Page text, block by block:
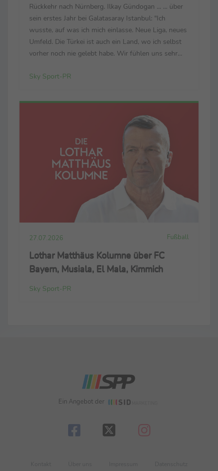
Rückkehr nach Nürnberg. Ilkay Gündogan ... ... über
sein erstes Jahr bei Galatasaray Istanbul: "Ich
wusste, auf was ich mich einlasse. Neue Liga, neues
Umfeld. Die Türkei ist auch ein Land, wo ich selbst
vorher noch nie gelebt habe. Wir fühlen uns sehr
hat ein enormes Potenzial, ...
Sky Sport-PR
27.07.2026 Fußball
Lothar Matthäus Kolumne über FC
Bayern, Musiala, El Mala, Kimmich
Sky Sport-PR
Ein Angebot der